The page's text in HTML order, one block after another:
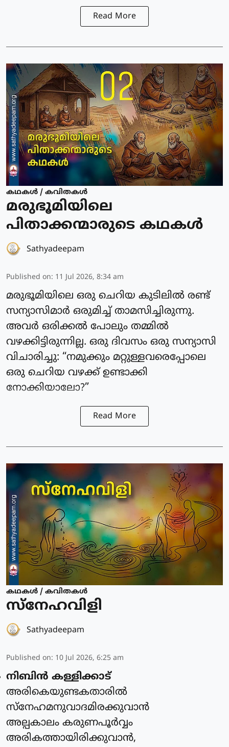
Read More
കഥകള്‍ / കവിതകള്‍
മരുഭൂമിയിലെ
പിതാക്കന്മാരുടെ കഥകൾ
Sathyadeepam
Published on: 11 Jul 2026, 8:34 am
മരുഭൂമിയിലെ ഒരു ചെറിയ കുടിലിൽ രണ്ട്
സന്യാസിമാർ ഒരുമിച്ച് താമസിച്ചിരുന്നു.
അവർ ഒരിക്കൽ പോലും തമ്മിൽ
വഴക്കിട്ടിരുന്നില്ല. ഒരു ദിവസം ഒരു സന്യാസി
വിചാരിച്ചു: “നമുക്കും മറ്റുള്ളവരെപ്പോലെ
ഒരു ചെറിയ വഴക്ക് ഉണ്ടാക്കി
നോക്കിയാലോ?”
Read More
കഥകള്‍ / കവിതകള്‍
സ്നേഹവിളി
Sathyadeepam
Published on: 10 Jul 2026, 6:25 am
നിബിൻ കള്ളിക്കാട്
അരികെയുണ്ടകതാരിൽ
സ്നേഹമനുവാദമിരക്കുവാൻ
അല്പകാലം കരുണപൂർവ്വം
അരികത്തായിരിക്കുവാൻ,